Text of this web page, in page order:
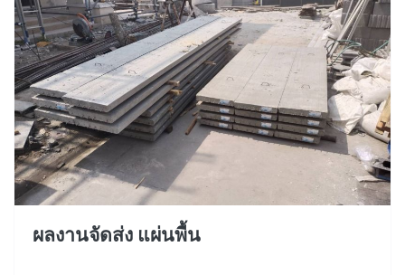
ผลงานจัดส่ง แผ่นพื้น